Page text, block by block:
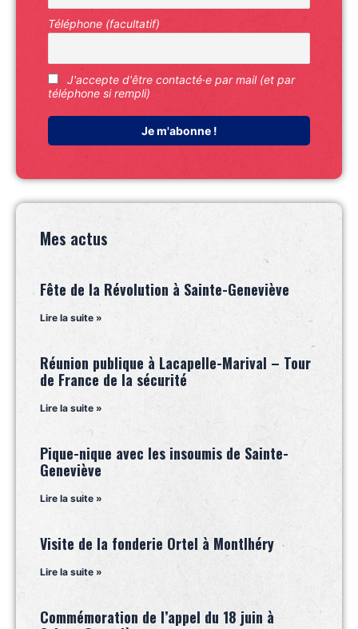
Téléphone (facultatif)
J'accepte d'être contacté·e par mail (et par
téléphone si rempli)
Mes actus
Fête de la Révolution à Sainte-Geneviève
Lire la suite »
Réunion publique à Lacapelle-Marival – Tour
de France de la sécurité
Lire la suite »
Pique-nique avec les insoumis de Sainte-
Geneviève
Lire la suite »
Visite de la fonderie Ortel à Montlhéry
Lire la suite »
Commémoration de l’appel du 18 juin à